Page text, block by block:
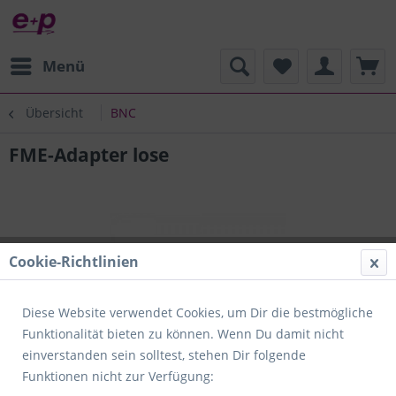
Menü
Übersicht BNC
FME-Adapter lose
Cookie-Richtlinien
Diese Website verwendet Cookies, um Dir die bestmögliche
Funktionalität bieten zu können. Wenn Du damit nicht
einverstanden sein solltest, stehen Dir folgende
Funktionen nicht zur Verfügung: